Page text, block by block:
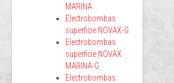
MARINA
Electrobombas
superficie NOVAX-G
Electrobombas
superficie NOVAX
MARINA-G
Electrobombas